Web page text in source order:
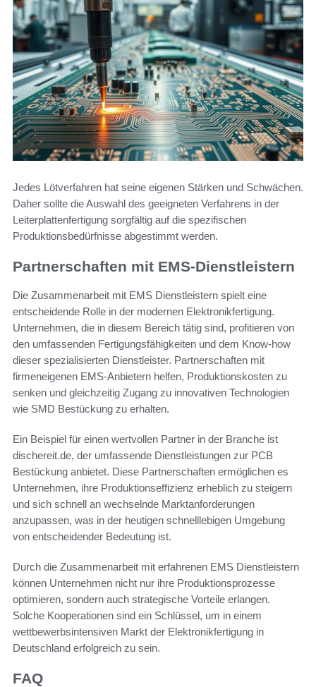
Jedes Lötverfahren hat seine eigenen Stärken und Schwächen.
Daher sollte die Auswahl des geeigneten Verfahrens in der
Leiterplattenfertigung sorgfältig auf die spezifischen
Produktionsbedürfnisse abgestimmt werden.
Partnerschaften mit EMS-Dienstleistern
Die Zusammenarbeit mit EMS Dienstleistern spielt eine
entscheidende Rolle in der modernen Elektronikfertigung.
Unternehmen, die in diesem Bereich tätig sind, profitieren von
den umfassenden Fertigungsfähigkeiten und dem Know-how
dieser spezialisierten Dienstleister. Partnerschaften mit
firmeneigenen EMS-Anbietern helfen, Produktionskosten zu
senken und gleichzeitig Zugang zu innovativen Technologien
wie SMD Bestückung zu erhalten.
Ein Beispiel für einen wertvollen Partner in der Branche ist
dischereit.de, der umfassende Dienstleistungen zur PCB
Bestückung anbietet. Diese Partnerschaften ermöglichen es
Unternehmen, ihre Produktionseffizienz erheblich zu steigern
und sich schnell an wechselnde Marktanforderungen
anzupassen, was in der heutigen schnelllebigen Umgebung
von entscheidender Bedeutung ist.
Durch die Zusammenarbeit mit erfahrenen EMS Dienstleistern
können Unternehmen nicht nur ihre Produktionsprozesse
optimieren, sondern auch strategische Vorteile erlangen.
Solche Kooperationen sind ein Schlüssel, um in einem
wettbewerbsintensiven Markt der Elektronikfertigung in
Deutschland erfolgreich zu sein.
FAQ